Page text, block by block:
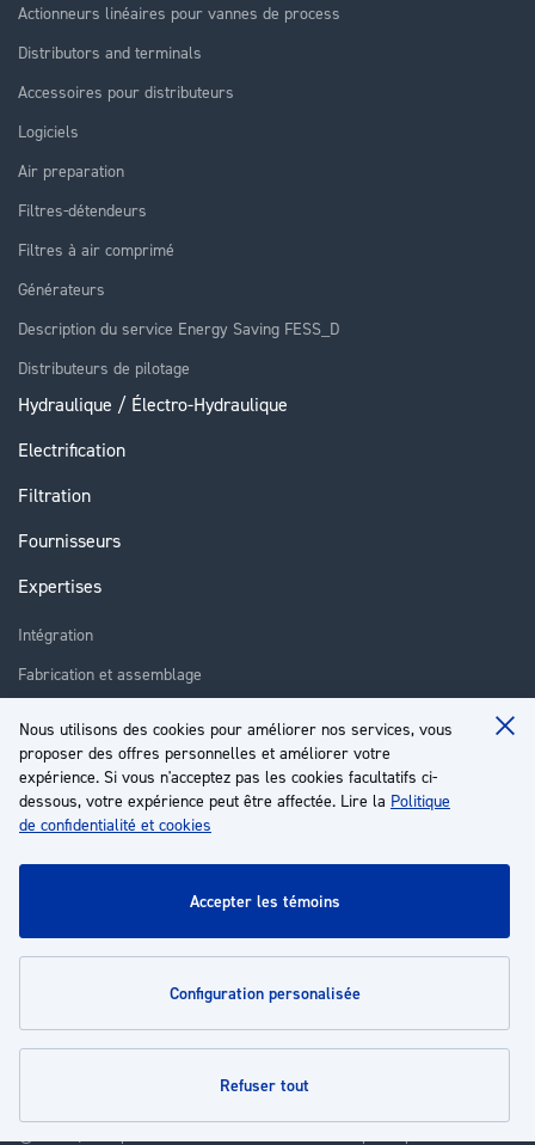
Nous utilisons des cookies pour améliorer nos services, vous
proposer des offres personnelles et améliorer votre
expérience. Si vous n'acceptez pas les cookies facultatifs ci-
dessous, votre expérience peut être affectée. Lire la Politique
de confidentialité et cookies
accepter les témoins
configuration personalisée
refuser tout
Actionneurs linéaires pour vannes de process
Distributors and terminals
Accessoires pour distributeurs
Logiciels
Air preparation
Filtres-détendeurs
Filtres à air comprimé
Générateurs
Description du service Energy Saving FESS_D
Distributeurs de pilotage
Hydraulique / Électro-Hydraulique
Electrification
Filtration
Fournisseurs
Expertises
Intégration
Fabrication et assemblage
Réparation
Formation
À propos
Service client